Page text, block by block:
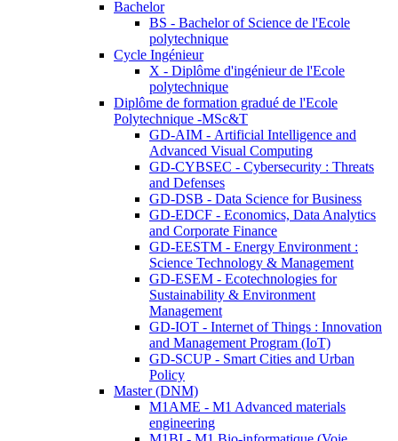
Bachelor
BS - Bachelor of Science de l'Ecole
polytechnique
Cycle Ingénieur
X - Diplôme d'ingénieur de l'Ecole
polytechnique
Diplôme de formation gradué de l'Ecole
Polytechnique -MSc&T
GD-AIM - Artificial Intelligence and
Advanced Visual Computing
GD-CYBSEC - Cybersecurity : Threats
and Defenses
GD-DSB - Data Science for Business
GD-EDCF - Economics, Data Analytics
and Corporate Finance
GD-EESTM - Energy Environment :
Science Technology & Management
GD-ESEM - Ecotechnologies for
Sustainability & Environment
Management
GD-IOT - Internet of Things : Innovation
and Management Program (IoT)
GD-SCUP - Smart Cities and Urban
Policy
Master (DNM)
M1AME - M1 Advanced materials
engineering